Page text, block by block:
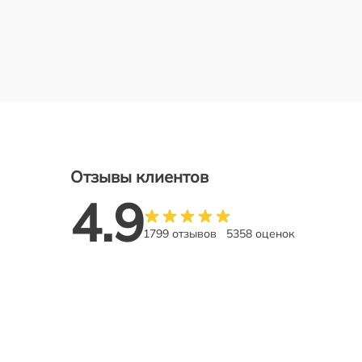
Отзывы клиентов
4.91799 отзывов 5358 оценок